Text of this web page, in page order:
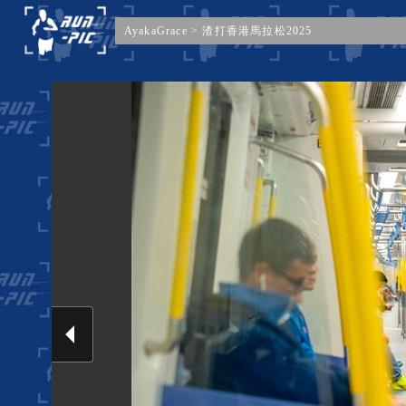
AyakaGrace >渣打香港馬拉松2025